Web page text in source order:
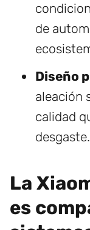
de
Diseño
aleación
calidad
desgaste.
La
es